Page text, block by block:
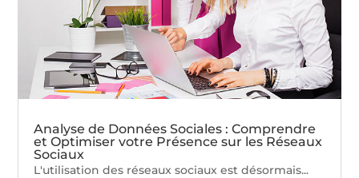
Analyse de Données Sociales : Comprendre
et Optimiser votre Présence sur les Réseaux
Sociaux
L'utilisation des réseaux sociaux est désormais...